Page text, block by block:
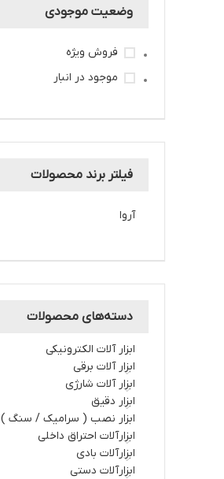
وضعیت موجودی
فروش ویژه
موجود در انبار
فیلتر برند محصولات
آروا
دسته‌های محصولات
ابزار آلات الکترونیکی
ابزار آلات برقي
ابزار آلات شارژي
ابزار دقیق
ابزار نصب ( سرامیک / سنگ )
ابزارآلات احتراق داخلي
ابزارآلات بادی
ابزارآلات دستي